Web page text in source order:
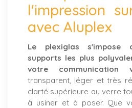
l'impression
avec Aluplex
Le plexiglas s'impose
supports les plus
votre communication
transparent, léger et très
clarté supérieure au verre
à usiner et à poser. Que